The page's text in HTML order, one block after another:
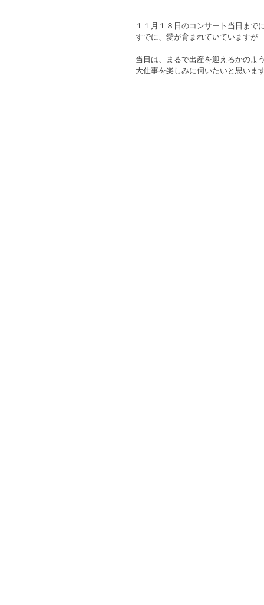
１１月１８日のコンサート当日まで
すでに、愛が育まれていていますが
当日は、まるで出産を迎えるかのよ
大仕事を楽しみに伺いたいと思います